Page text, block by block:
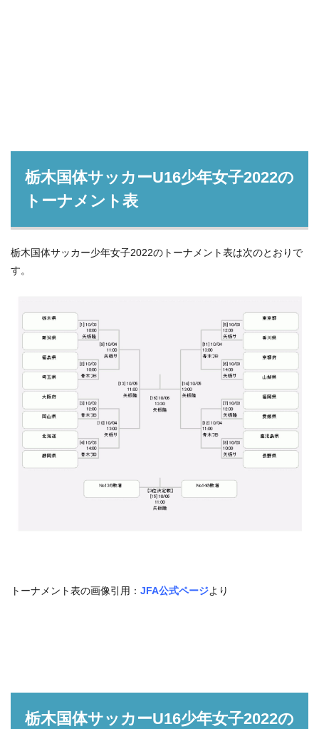
栃木国体サッカーU16少年女子2022の
トーナメント表
栃木国体サッカー少年女子2022のトーナメント表は次のとおりで
す。
トーナメント表の画像引用： JFA公式ページより
栃木国体サッカーU16少年女子2022の